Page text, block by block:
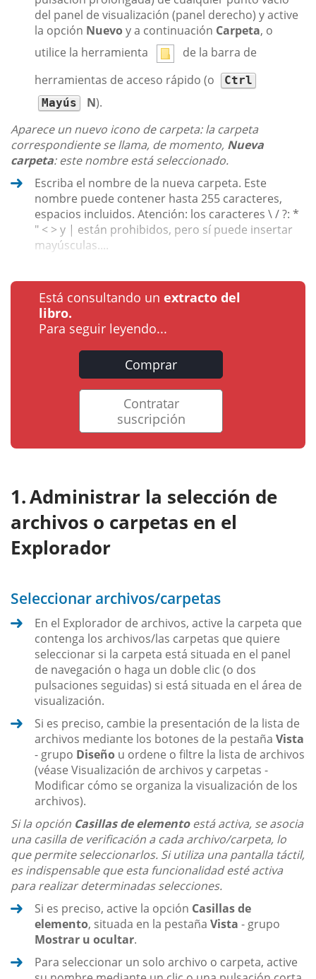
del panel de visualización (panel derecho) y active
la opción Nuevoy a continuación Carpeta, o
utilice la herramienta
de la barra de
herramientas de acceso rápido (o
Ctrl
Mayús
N).
Aparece un nuevo icono de carpeta: la carpeta
correspondiente se llama, de momento, Nueva
carpeta: este nombre está seleccionado.
Escriba el nombre de la nueva carpeta. Este
nombre puede contener hasta 255 caracteres,
espacios incluidos. Atención: los caracteres \ / ?: *
" < > y | están prohibidos, pero sí puede insertar
mayúsculas....
Está consultando un extracto del
libro.
Para seguir leyendo...
Comprar
Contratar
suscripción
Administrar la selección de
archivos o carpetas en el
Explorador
Seleccionar archivos/carpetas
En el Explorador de archivos, active la carpeta que
contenga los archivos/las carpetas que quiere
seleccionar si la carpeta está situada en el panel
de navegación o haga un doble clic (o dos
pulsaciones seguidas) si está situada en el área de
visualización.
Si es preciso, cambie la presentación de la lista de
archivos mediante los botones de la pestaña Vista
- grupo Diseño u ordene o filtre la lista de archivos
(véase Visualización de archivos y carpetas -
Modificar cómo se organiza la visualización de los
archivos).
Si la opción Casillas de elementoestá activa, se asocia
una casilla de verificación a cada archivo/carpeta, lo
que permite seleccionarlos. Si utiliza una pantalla táctil,
es indispensable que esta funcionalidad esté activa
para realizar determinadas selecciones.
Si es preciso, active la opción Casillas de
elemento, situada en la pestaña Vista - grupo
Mostrar u ocultar.
Para seleccionar un solo archivo o carpeta, active